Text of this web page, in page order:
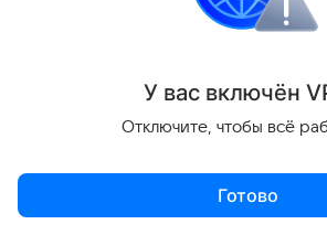
У вас включён V
Отключите, чтобы всё
Готово